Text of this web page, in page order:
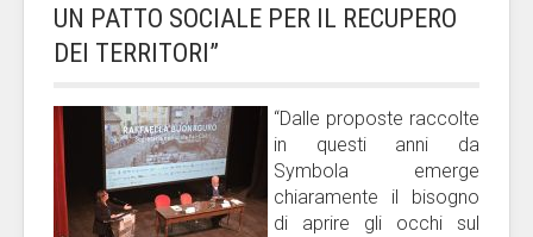
UN PATTO SOCIALE PER IL RECUPERO
DEI TERRITORI”
“Dalle proposte raccolte
in questi anni da
Symbola emerge
chiaramente il bisogno
di aprire gli occhi sul